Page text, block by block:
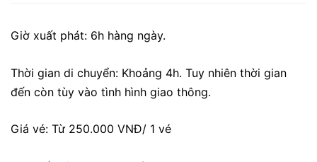
Giờ xuất phát: 6h hàng ngày.
Thời gian di chuyển: Khoảng 4h. Tuy nhiên thời gian
đến còn tùy vào tình hình giao thông.
Giá vé: Từ 250.000 VNĐ/ 1 vé